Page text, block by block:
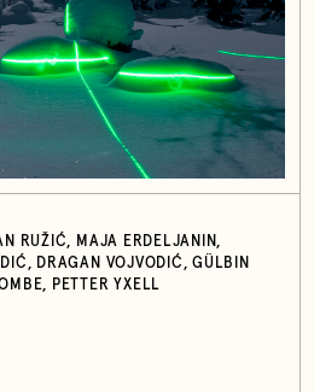
RUŽIĆ, MAJA ERDELJANIN,
DRAGAN VOJVODIĆ, GÜLBIN
PETTER YXELL